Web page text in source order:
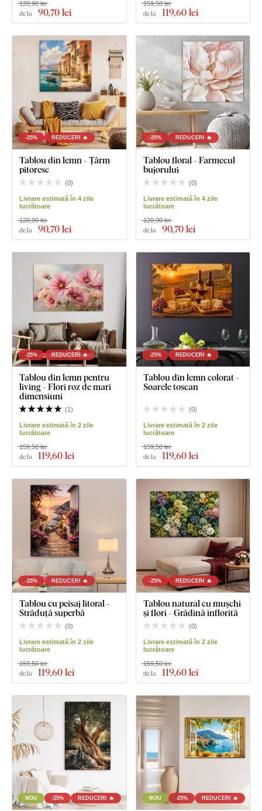
de la 90,70 lei
120,90 lei
de la 119,60 lei
159,50 lei
-25% REDUCERI 🔥
Tablou din lemn - Țărm
pitoresc
(0)
Livrare estimată în 4 zile
lucrătoare
de la 90,70 lei
120,90 lei
-25% REDUCERI 🔥
Tablou floral - Farmecul
bujorului
(0)
Livrare estimată în 4 zile
lucrătoare
de la 90,70 lei
120,90 lei
-25% REDUCERI 🔥
Tablou din lemn pentru
living - Flori roz de mari
dimensiuni
(1)
Livrare estimată în 2 zile
lucrătoare
de la 119,60 lei
159,50 lei
-25% REDUCERI 🔥
Tablou din lemn colorat -
Soarele toscan
(0)
Livrare estimată în 2 zile
lucrătoare
de la 119,60 lei
159,50 lei
-25% REDUCERI 🔥
Tablou cu peisaj litoral -
Străduță superbă
(0)
Livrare estimată în 2 zile
lucrătoare
de la 119,60 lei
159,50 lei
-25% REDUCERI 🔥
Tablou natural cu mușchi
și flori - Grădină înflorită
(0)
Livrare estimată în 2 zile
lucrătoare
de la 119,60 lei
159,50 lei
NOU -25% REDUCERI 🔥 NOU -25% REDUCERI 🔥